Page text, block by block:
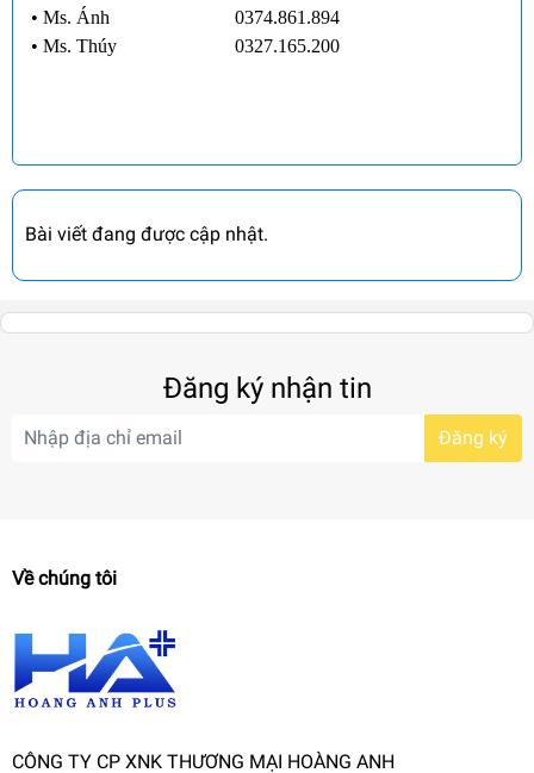
• Ms. Ánh
0374.861.894
• Ms. Thúy 0327.165.200
Bài viết đang được cập nhật.
Đăng ký nhận tin
Đăng ký
Về chúng tôi
CÔNG TY CP XNK THƯƠNG MẠI HOÀNG ANH